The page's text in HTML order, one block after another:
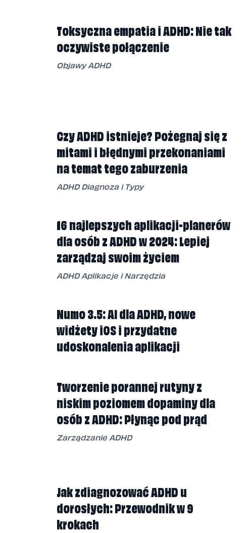
Toksyczna empatia i ADHD: Nie tak
oczywiste połączenie
Objawy ADHD
Czy ADHD istnieje? Pożegnaj się z
mitami i błędnymi przekonaniami
na temat tego zaburzenia
ADHD Diagnoza i Typy
16 najlepszych aplikacji-planerów
dla osób z ADHD w 2024: Lepiej
zarządzaj swoim życiem
ADHD Aplikacje i Narzędzia
Numo 3.5: AI dla ADHD, nowe
widżety iOS i przydatne
udoskonalenia aplikacji
Tworzenie porannej rutyny z
niskim poziomem dopaminy dla
osób z ADHD: Płynąc pod prąd
Zarządzanie ADHD
Jak zdiagnozować ADHD u
dorosłych: Przewodnik w 9
krokach